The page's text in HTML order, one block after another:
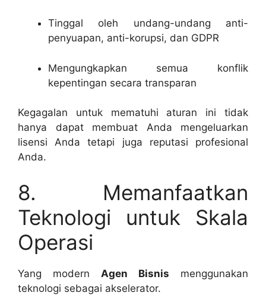
Tinggal oleh undang-undang anti-
penyuapan, anti-korupsi, dan GDPR
Mengungkapkan semua konflik
kepentingan secara transparan
Kegagalan untuk mematuhi aturan ini tidak
hanya dapat membuat Anda mengeluarkan
lisensi Anda tetapi juga reputasi profesional
Anda.
8. Memanfaatkan
Teknologi untuk Skala
Operasi
Yang modern Agen Bisnis menggunakan
teknologi sebagai akselerator.